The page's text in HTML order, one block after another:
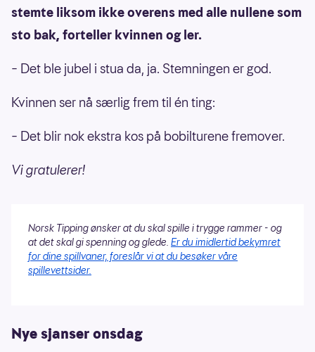
stemte liksom ikke overens med alle nullene som
sto bak, forteller kvinnen og ler.
– Det ble jubel i stua da, ja. Stemningen er god.
Kvinnen ser nå særlig frem til én ting:
– Det blir nok ekstra kos på bobilturene fremover.
Vi gratulerer!
Norsk Tipping ønsker at du skal spille i trygge rammer - og
at det skal gi spenning og glede. Er du imidlertid bekymret
for dine spillvaner, foreslår vi at du besøker våre
spillevettsider.
Nye sjanser onsdag